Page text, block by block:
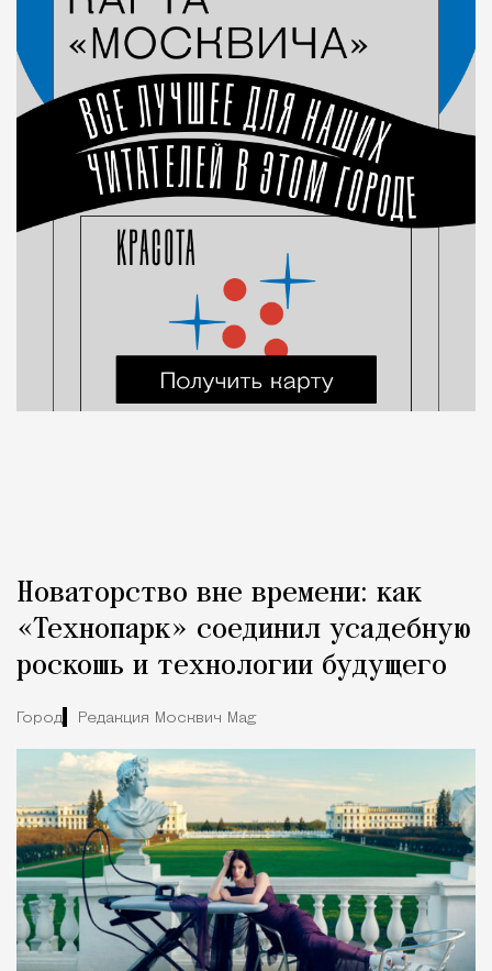
Новаторство вне времени: как
«Технопарк» соединил усадебную
роскошь и технологии будущего
Город Редакция Москвич Mag